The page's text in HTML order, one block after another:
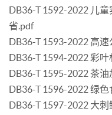
DB36-T 1592-2022 儿
省.pdf
DB36-T 1593-2022 高
DB36-T 1594-2022 彩
DB36-T 1595-2022 茶
DB36-T 1596-2022 绿
DB36-T 1597-2022 大